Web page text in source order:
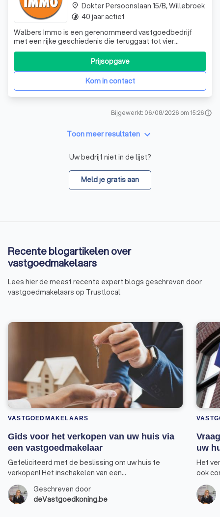
Walbers Immo is een gerenommeerd vastgoedbedrijf
met een rijke geschiedenis die teruggaat tot vier
generaties. Onze wortels liggen in Willebroek en de ruime
omgeving, waar we ons hebben onderscheiden door onze
expertise in verzekeringen, bankzaken en vastgoed. In
2014 hebben we besloten om ons volle
Kom in contact
Prijsopgave
place Dokter Persoonslaan 15/B, Willebroek
timelapse 40 jaar actief
Bijgewerkt: 06/08/2026 om 15:26info
Toon meer resultaten keyboard_arrow_down
Uw bedrijf niet in de lijst?
Meld je gratis aan
Recente blogartikelen over
vastgoedmakelaars
Lees hier de meest recente expert blogs geschreven door
vastgoedmakelaars op Trustlocal
VASTGOEDMAKELAARS
Gids voor het verkopen van uw huis via
een vastgoedmakelaar
Gefeliciteerd met de beslissing om uw huis te
verkopen! Het inschakelen van een
vastgoedmakelaar is een verstandige keuze, omdat
een makelaar de expertise heeft om u te begeleiden
tijdens het verkoopproces en u te helpen de beste
Geschreven door
deVastgoedkoning.be
uw
Het
ook
het